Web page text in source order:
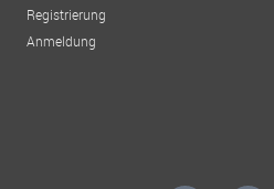
Registrierung
Anmeldung